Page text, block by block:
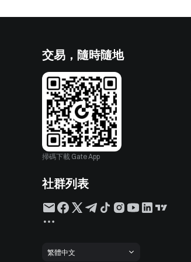
交易，隨時隨地
掃碼下載 Gate App
社群列表
繁體中文